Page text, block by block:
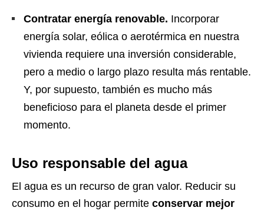
Contratar energía renovable. Incorporar
energía solar, eólica o aerotérmica en nuestra
vivienda requiere una inversión considerable,
pero a medio o largo plazo resulta más rentable.
Y, por supuesto, también es mucho más
beneficioso para el planeta desde el primer
momento.
Uso responsable del agua
El agua es un recurso de gran valor. Reducir su
consumo en el hogar permite conservar mejor